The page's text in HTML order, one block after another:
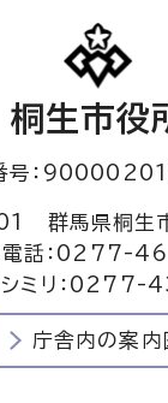
桐生市役
号：
群馬県桐生
電話：0277-
シミリ：0277-
庁舎内の案内